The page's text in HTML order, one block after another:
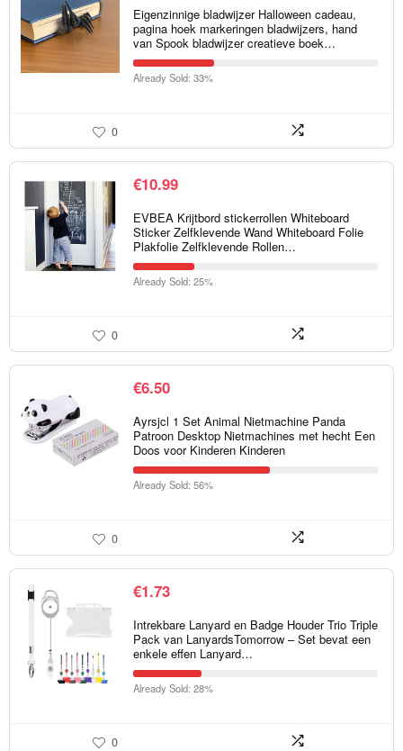
Eigenzinnige bladwijzer Halloween cadeau,
pagina hoek markeringen bladwijzers, hand
van Spook bladwijzer creatieve boek…
Already Sold: 33%
0
€10.99
EVBEA Krijtbord stickerrollen Whiteboard
Sticker Zelfklevende Wand Whiteboard Folie
Plakfolie Zelfklevende Rollen…
Already Sold: 25%
0
€6.50
Ayrsjcl 1 Set Animal Nietmachine Panda
Patroon Desktop Nietmachines met hecht Een
Doos voor Kinderen Kinderen
Already Sold: 56%
0
€1.73
Intrekbare Lanyard en Badge Houder Trio Triple
Pack van LanyardsTomorrow – Set bevat een
enkele effen Lanyard…
Already Sold: 28%
0